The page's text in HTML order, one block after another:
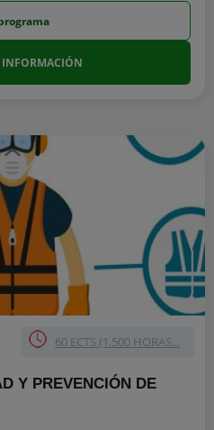
60 ECTS (1.500 HORAS...
Y PREVENCIÓN DE